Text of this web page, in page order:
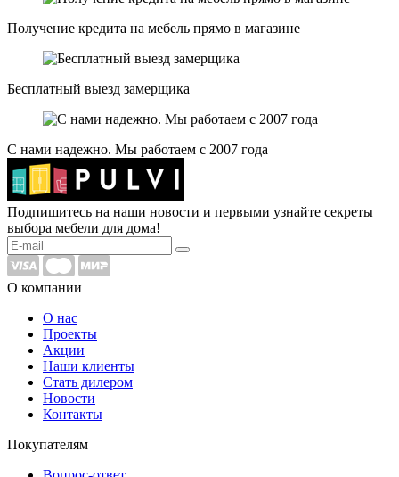
Получение кредита на мебель прямо в магазине
Бесплатный выезд замерщика
С нами надежно. Мы работаем с 2007 года
Подпишитесь на наши новости и первыми узнайте секреты
выбора мебели для дома!
О компании
О нас
Проекты
Акции
Наши клиенты
Стать дилером
Новости
Контакты
Покупателям